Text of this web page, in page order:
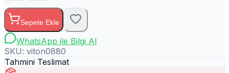
Sepete Ekle
WhatsApp ile Bilgi Al
SKU: viton0880
Tahmini Teslimat